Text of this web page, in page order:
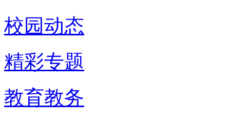
校园动态
精彩专题
教育教务